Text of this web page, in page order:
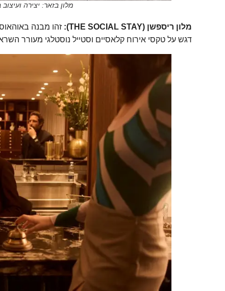
מלון בזאר: יצירה
מלון ריספשן (THE SOCIAL STAY):
זהו מבנה
דגש על טקסי אירוח קלאסיים וסטייל נוסטלגי מעורר